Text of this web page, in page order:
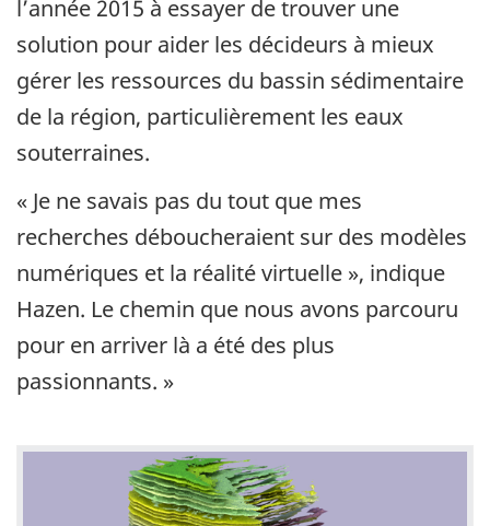
l’année 2015 à essayer de trouver une
solution pour aider les décideurs à mieux
gérer les ressources du bassin sédimentaire
de la région, particulièrement les eaux
souterraines.
« Je ne savais pas du tout que mes
recherches déboucheraient sur des modèles
numériques et la réalité virtuelle », indique
Hazen. Le chemin que nous avons parcouru
pour en arriver là a été des plus
passionnants. »